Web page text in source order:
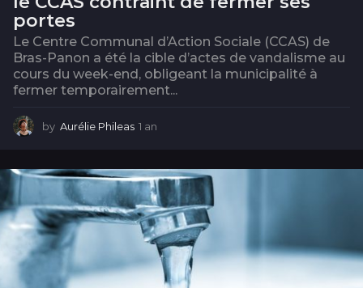
portes
Le Centre Communal d’Action Sociale (CCAS) de
Bras-Panon a été la cible d’actes de vandalisme au
cours du week-end, obligeant la municipalité à
fermer temporairement...
by Aurélie Phileas 1 an